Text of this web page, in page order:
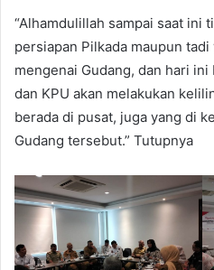
“Alhamdulillah sampai saat ini
persiapan Pilkada maupun
mengenai Gudang, dan hari ini
dan KPU akan melakukan
berada di pusat, juga yang di
Gudang tersebut.” Tutupnya